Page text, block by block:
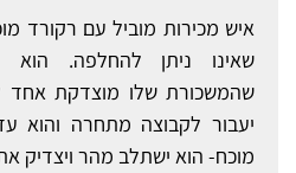
איש מכירות מוביל עם רקורד
שאינו ניתן להחלפה. הוא
שהמשכורת שלו מוצדקת אחד
יעבור לקבוצה מתחרה והוא
מוכח- הוא ישתלב מהר ויצדיק